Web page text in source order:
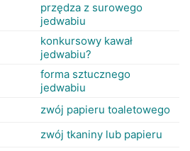
przędza z surowego
jedwabiu
konkursowy kawał
jedwabiu?
forma sztucznego
jedwabiu
zwój papieru toaletowego
zwój tkaniny lub papieru